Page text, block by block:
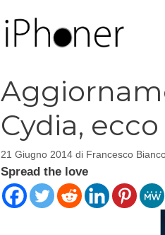
Cydia,
21 Giugno 2014 di Francesco
Spread the love